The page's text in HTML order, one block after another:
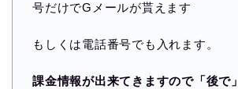
号だけでGメールが貰えます
もしくは電話番号でも入れます。
課金情報が出来てきますので「後で」